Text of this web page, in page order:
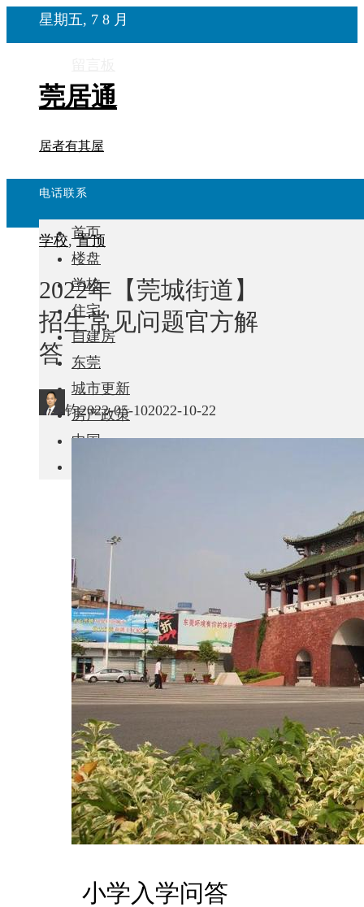
星期五, 7 8 月
莞居通
居者有其屋
电话联系
首页
楼盘
学校
住宅
自建房
东莞
城市更新
房产政策
中国
学校,置顶
2022年【莞城街道】
招生常见问题官方解
答
钧2022-05-102022-10-22
小学入学问答